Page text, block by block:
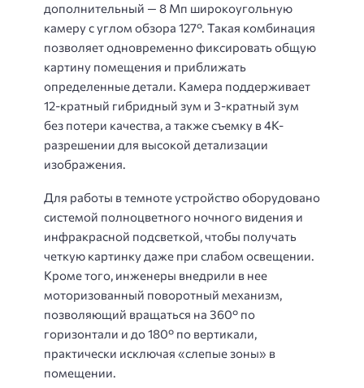
дополнительный — 8 Мп широкоугольную
камеру с углом обзора 127°. Такая комбинация
позволяет одновременно фиксировать общую
картину помещения и приближать
определенные детали. Камера поддерживает
12-кратный гибридный зум и 3-кратный зум
без потери качества, а также съемку в 4K-
разрешении для высокой детализации
изображения.
Для работы в темноте устройство оборудовано
системой полноцветного ночного видения и
инфракрасной подсветкой, чтобы получать
четкую картинку даже при слабом освещении.
Кроме того, инженеры внедрили в нее
моторизованный поворотный механизм,
позволяющий вращаться на 360° по
горизонтали и до 180° по вертикали,
практически исключая «слепые зоны» в
помещении.